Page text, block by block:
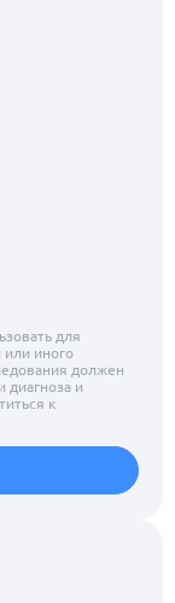
для
или иного
должен
диагноза и
к